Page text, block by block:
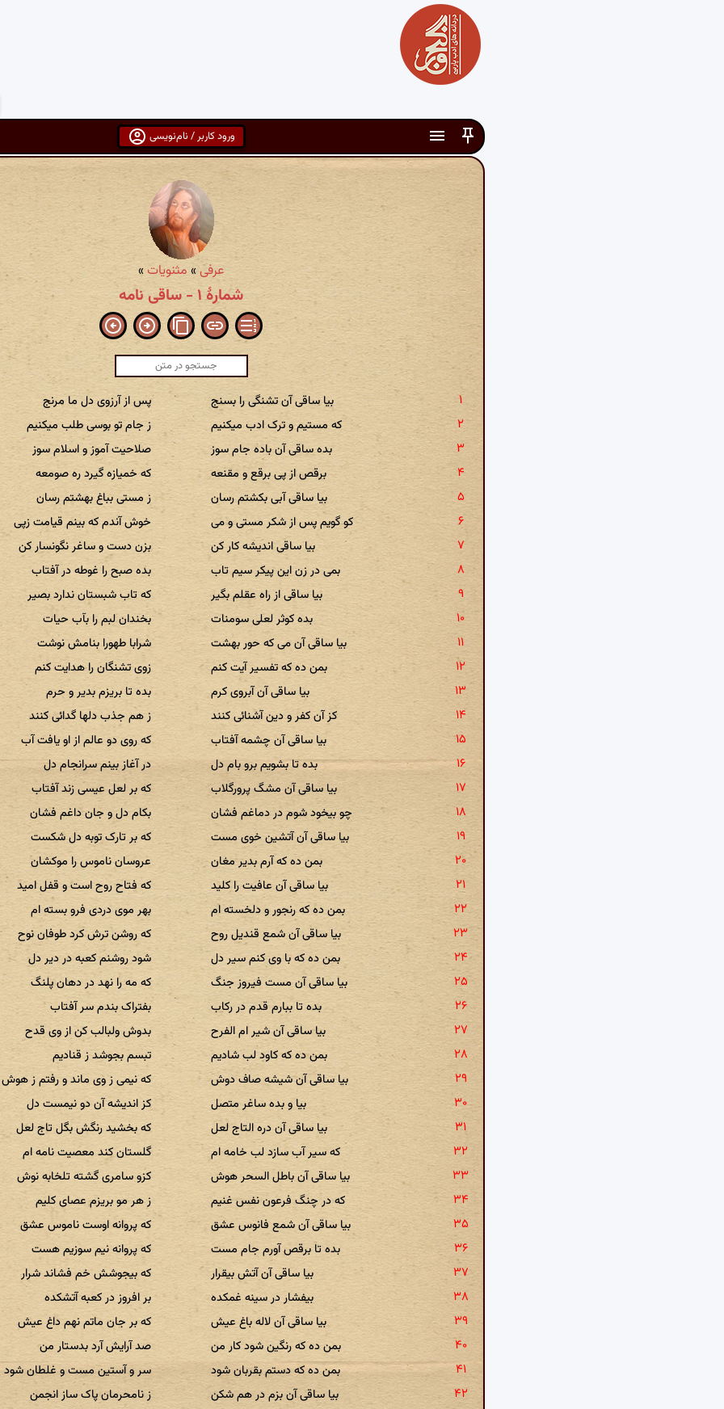
ورود کاربر / نام‌نویسی
عرفی» مثنویات »
شمارهٔ ۱ - ساقی نامه
بیا ساقی آن تشنگی را بسنج
پس از آرزوی دل ما مرنج
که مستیم و ترک ادب میکنیم
ز جام تو بوسی طلب میکنیم
بده ساقی آن باده جام سوز
صلاحیت آموز و اسلام سوز
برقص از پی برقع و مقنعه
که خمیازه گیرد ره صومعه
بیا ساقی آبی بکشتم رسان
ز مستی بباغ بهشتم رسان
کو گویم پس از شکر مستی و می
خوش آندم که بینم قیامت زپی
بیا ساقی اندیشه کار کن
بزن دست و ساغر نگونسار کن
بمی در زن این پیکر سیم تاب
بده صبح را غوطه در آفتاب
بیا ساقی از راه عقلم بگیر
که تاب شبستان ندارد بصیر
بده کوثر لعلی سومنات
بخندان لبم را بآب حیات
بیا ساقی آن می که حور بهشت
شرابا طهورا بنامش نوشت
بمن ده که تفسیر آیت کنم
زوی تشنگان را هدایت کنم
بیا ساقی آن آبروی کرم
بده تا بریزم بدیر و حرم
کز آن کفر و دین آشنائی کنند
ز هم جذب دلها گدائی کنند
بیا ساقی آن چشمه آفتاب
که روی دو عالم از او یافت آب
بده تا بشویم برو بام دل
در آغاز بینم سرانجام دل
بیا ساقی آن مشگ پرورگلاب
که بر لعل عیسی زند آفتاب
چو بیخود شوم در دماغم فشان
بکام دل و جان داغم فشان
بیا ساقی آن آتشین خوی مست
که بر تارک توبه دل شکست
بمن ده که آرم بدیر مغان
عروسان ناموس را موکشان
بیا ساقی آن عافیت را کلید
که فتاح روح است و قفل امید
بمن ده که رنجور و دلخسته ام
بهر موی دردی فرو بسته ام
بیا ساقی آن شمع قندیل روح
که روشن ترش کرد طوفان نوح
بمن ده که با وی کنم سیر دل
شود روشنم کعبه در دیر دل
بیا ساقی آن مست فیروز جنگ
که مه را نهد در دهان پلنگ
بده تا ببارم قدم در رکاب
بفتراک بندم سر آفتاب
بیا ساقی آن شیر ام الفرح
بدوش ولبالب کن از وی قدح
بمن ده که کاود لب شادیم
تبسم بجوشد ز قنادیم
بیا ساقی آن شیشه صاف دوش
که نیمی ز وی ماند و رفتم ز هوش
بیا و بده ساغر متصل
کز اندیشه آن دو نیمست دل
بیا ساقی آن دره التاج لعل
که بخشید رنگش بگل تاج لعل
که سیر آب سازد لب خامه ام
گلستان کند معصیت نامه ام
بیا ساقی آن باطل السحر هوش
کزو سامری گشته تلخابه نوش
که در چنگ فرعون نفس غنیم
ز هر مو بریزم عصای کلیم
بیا ساقی آن شمع فانوس عشق
که پروانه اوست ناموس عشق
بده تا برقص آورم جام مست
که پروانه نیم سوزیم هست
بیا ساقی آن آتش بیقرار
که بیجوشش خم فشاند شرار
بیفشار در سینه غمکده
بر افروز در کعبه آتشکده
بیا ساقی آن لاله باغ عیش
که بر جان ماتم نهم داغ عیش
بمن ده که رنگین شود کار من
صد آرایش آرد بدستار من
بمن ده که دستم بقربان شود
سر و آستین مست و غلطان شود
بیا ساقی آن بزم در هم شکن
ز نامحرمان پاک ساز انجمن